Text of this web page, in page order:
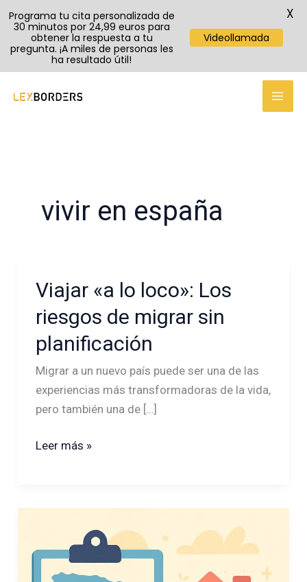
vivir en españa
Viajar «a lo loco»: Los
riesgos de migrar sin
planificación
Migrar a un nuevo país puede ser una de las
experiencias más transformadoras de la vida,
pero también una de […]
Viajar
lo
loco»:
riesgos
migrar
sin
Leer más »
alquiler
entre
Programa tu cita personalizada de
30 minutos por 24,99 euros para
obtener la respuesta a tu
pregunta. ¡A miles de personas les
ha resultado útil!
Videollamada
X